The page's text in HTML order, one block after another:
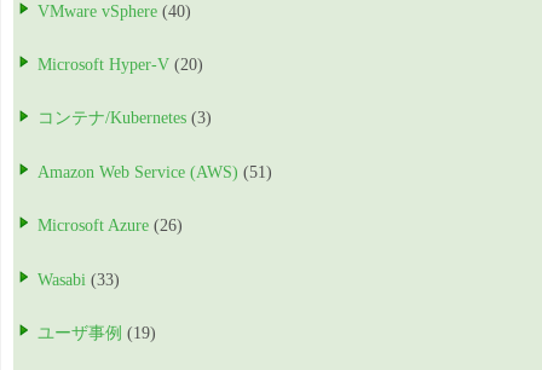
VMware vSphere (40)
Microsoft Hyper-V (20)
コンテナ/Kubernetes (3)
Amazon Web Service (AWS) (51)
Microsoft Azure (26)
Wasabi (33)
ユーザ事例 (19)